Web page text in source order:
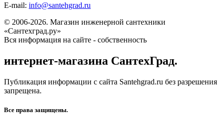
E-mail: info@santehgrad.ru
© 2006-2026. Магазин инженерной сантехники
«Сантехград.ру»
Вся информация на сайте - собственность
интернет-магазина СантехГрад.
Публикация информации с сайта Santehgrad.ru без разрешения
запрещена.
Все права защищены.